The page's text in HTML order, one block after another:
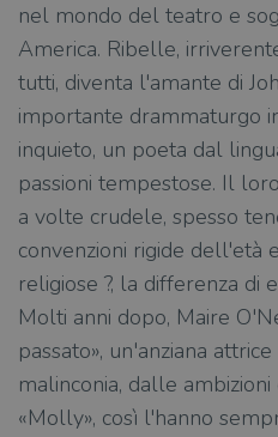
nel mondo del teatro e
America. Ribelle,
tutti, diventa l'amante di
importante drammaturgo
inquieto, un poeta dal
passioni tempestose. Il
a volte crudele, spesso
convenzioni rigide dell'età
religiose ?, la differenza di
Molti anni dopo, Maire
passato», un'anziana
malinconia, dalle
«Molly», così l'hanno